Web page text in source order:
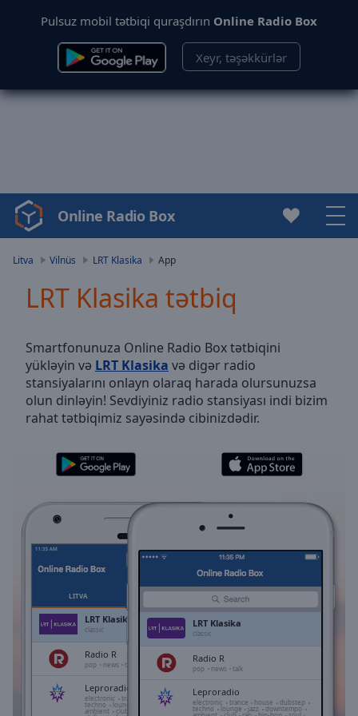
Pulsuz mobil tətbiqi quraşdırın Online Radio Box
Xeyr, təşəkkürlər
Video
Player
Video
Skip
Backward
Skip
Forward
Mute
Current
Duration-:-
0.00%
Stream
TypeLIVE
LIVE
Remaining
Online Radio Box
Litva Vilnüs LRT Klasika App
LRT Klasika tətbiq
Smartfonunuza Online Radio Box tətbiqini
yükləyin və LRT Klasika və digər radio
stansiyalarını onlayn olaraq harada olursunuzsa
olun dinləyin! Sevdiyiniz radio stansiyası indi bizim
rahat tətbiqimiz sayəsində cibinizdədir.
LITVA
LRT Klasika
classic
Radio R
pop news talk
Leproradio
electronic trance house dubstep
techno lounge downtempo
ambient club soul
LRT Klasika
classic
Radio R
pop news talk
Leproradio
electronic trance house dubstep
techno lounge jazz downtempo